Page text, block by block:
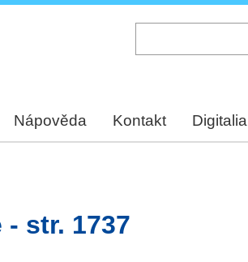
Nápověda Kontakt Digitalia
str. 1737